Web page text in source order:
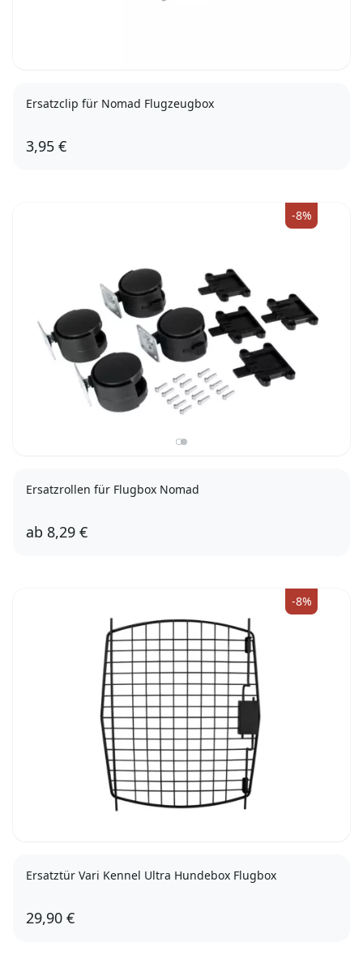
Ersatzclip für Nomad Flugzeugbox
3,95 €
-8%
Ersatzrollen für Flugbox Nomad
ab 8,29 €
-8%
Ersatztür Vari Kennel Ultra Hundebox Flugbox
29,90 €